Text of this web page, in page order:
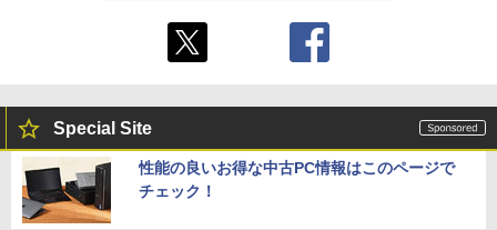
Special Site
性能の良いお得な中古PC情報はこのページで
チェック！